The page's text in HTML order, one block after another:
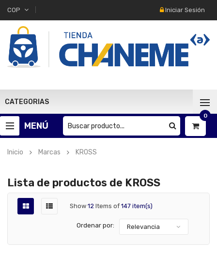
COP Iniciar Sesión
CATEGORIAS
MENÚ
0
Inicio Marcas KROSS
Lista de productos de KROSS
Show 12 Items of 147 item(s)
Ordenar por: Relevancia